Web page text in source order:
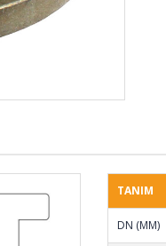
TANIM
DN (MM)